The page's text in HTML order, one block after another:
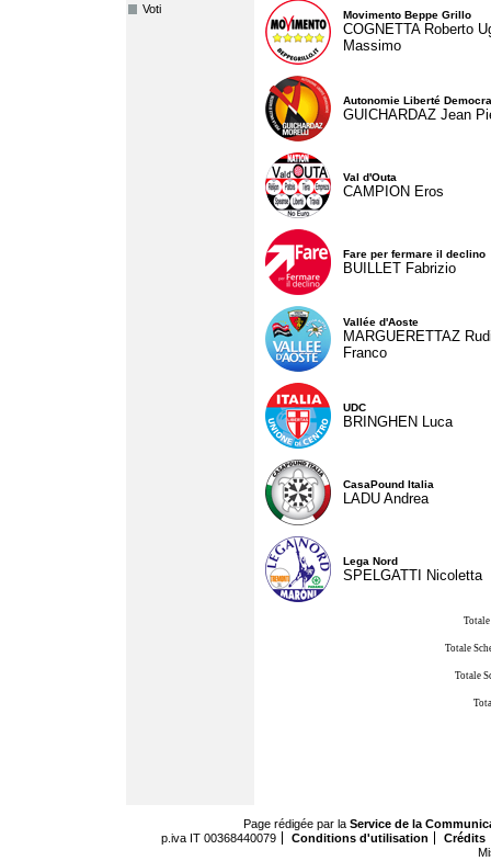
Voti
Movimento Beppe Grillo
COGNETTA Roberto
Massimo
Autonomie Liberté
GUICHARDAZ Jean
Val d'Outa
CAMPION Eros
Fare per fermare il declino
BUILLET Fabrizio
Vallée d'Aoste
MARGUERETTAZ
Franco
UDC
BRINGHEN Luca
CasaPound Italia
LADU Andrea
Lega Nord
SPELGATTI Nicoletta
Totale
Totale
Page rédigée par la Service de la
p.iva IT 00368440079
Conditions d'utilisation
Crédits